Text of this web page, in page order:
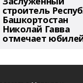
строитель
Башкортостан
Николай Гавва
отмечает